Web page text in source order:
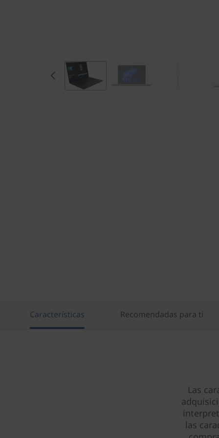
Características Recomendadas para ti
Las
las